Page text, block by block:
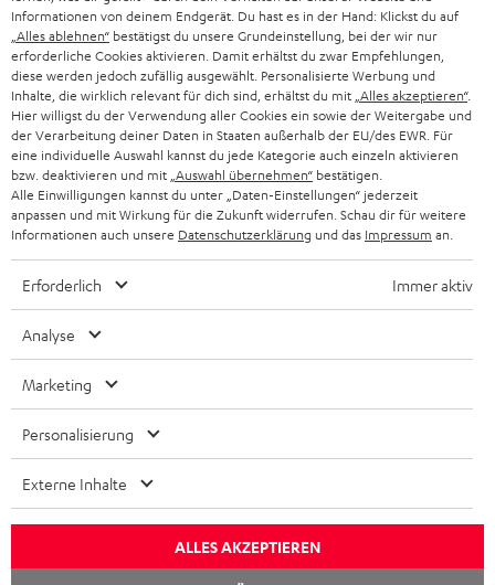
n
e
Newsletter
Netiquette
Daten-Einstellungen
Datenschutz
Impressum
Deutsch
English
Français
Nederlands
Polski
Español
Facebook Instagram TikTok WhatsApp
Nach oben
Informationen von deinem Endgerät. Du hast es in der Hand: Klickst du auf
„Alles ablehnen“ bestätigst du unsere Grundeinstellung, bei der wir nur
erforderliche Cookies aktivieren. Damit erhältst du zwar Empfehlungen,
diese werden jedoch zufällig ausgewählt. Personalisierte Werbung und
Inhalte, die wirklich relevant für dich sind, erhältst du mit „Alles akzeptieren“.
Hier willigst du der Verwendung aller Cookies ein sowie der Weitergabe und
der Verarbeitung deiner Daten in Staaten außerhalb der EU/des EWR. Für
eine individuelle Auswahl kannst du jede Kategorie auch einzeln aktivieren
bzw. deaktivieren und mit „Auswahl übernehmen“ bestätigen.
Alle Einwilligungen kannst du unter „Daten-Einstellungen“ jederzeit
anpassen und mit Wirkung für die Zukunft widerrufen. Schau dir für weitere
Informationen auch unsere Datenschutzerklärung und das Impressum an.
Erforderlich Immer aktiv
Analyse
Marketing
Personalisierung
Externe Inhalte
ALLES AKZEPTIEREN